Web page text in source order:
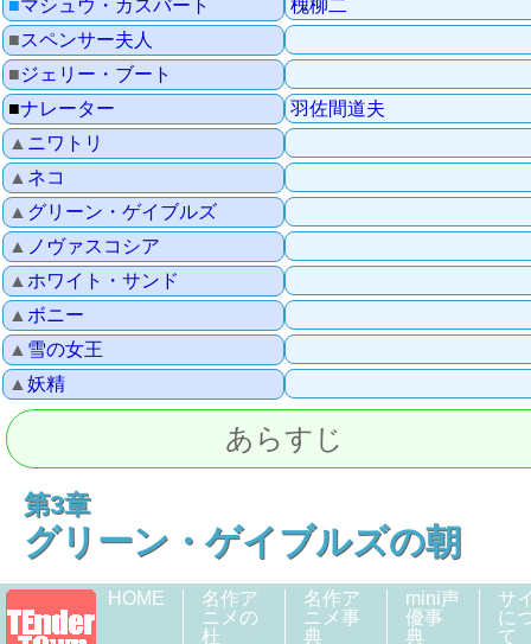
■マシュウ・カスバート
槐柳二
■スペンサー夫人
■ジェリー・ブート
■ナレーター
羽佐間道夫
▲ ニワトリ
▲ ネコ
▲ グリーン・ゲイブルズ
▲ ノヴァスコシア
▲ ホワイト・サンド
▲ ボニー
▲ 雪の女王
▲ 妖精
あらすじ
第3章
グリーン・ゲイブルズの朝
HOME
名作ア
ニメの
杜
名作ア
ニメ事
典
mini声
優事
典
サ
に
て